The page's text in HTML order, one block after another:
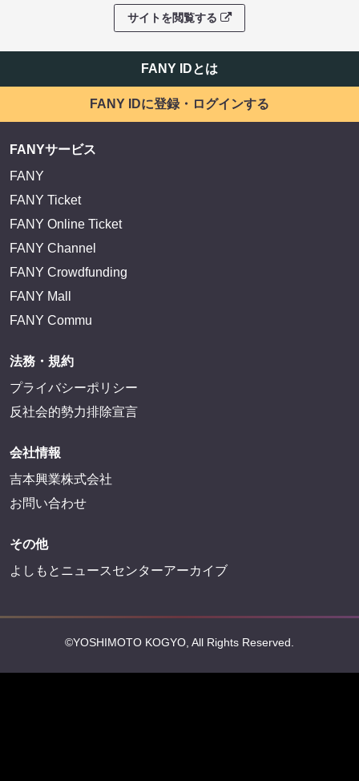
サイトを閲覧する
FANY IDとは
FANY IDに登録・ログインする
FANYサービス
FANY
FANY Ticket
FANY Online Ticket
FANY Channel
FANY Crowdfunding
FANY Mall
FANY Commu
法務・規約
プライバシーポリシー
反社会的勢力排除宣言
会社情報
吉本興業株式会社
お問い合わせ
その他
よしもとニュースセンターアーカイブ
©YOSHIMOTO KOGYO, All Rights Reserved.